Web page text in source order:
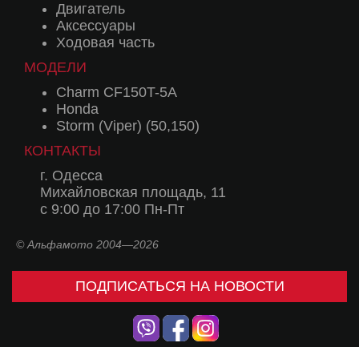
Двигатель
Аксессуары
Ходовая часть
МОДЕЛИ
Charm CF150T-5A
Honda
Storm (Viper) (50,150)
КОНТАКТЫ
г. Одесса
Михайловская площадь, 11
с 9:00 до 17:00 Пн-Пт
© Альфамото 2004—2026
ПОДПИСАТЬСЯ НА НОВОСТИ